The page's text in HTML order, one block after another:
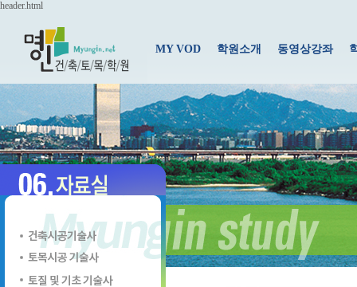
header.html
MY VOD 학원소개 동영상강좌